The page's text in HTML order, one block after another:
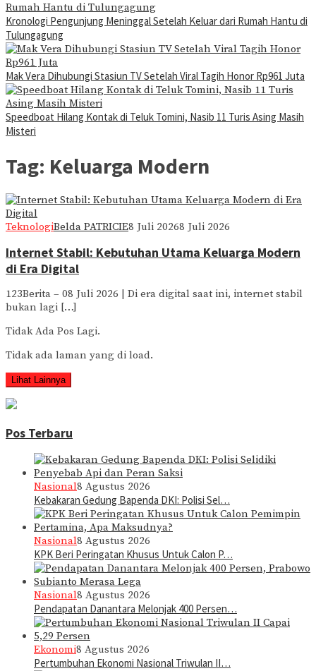
Kronologi Pengunjung Meninggal Setelah Keluar dari Rumah Hantu di
Tulungagung
Mak Vera Dihubungi Stasiun TV Setelah Viral Tagih Honor Rp961 Juta
Speedboat Hilang Kontak di Teluk Tomini, Nasib 11 Turis Asing Masih
Misteri
Tag: Keluarga Modern
TeknologiBelda PATRICIE8 Juli 20268 Juli 2026
Internet Stabil: Kebutuhan Utama Keluarga Modern
di Era Digital
123Berita – 08 Juli 2026 | Di era digital saat ini, internet stabil
bukan lagi […]
Tidak Ada Pos Lagi.
Tidak ada laman yang di load.
Lihat Lainnya
Pos Terbaru
Nasional8 Agustus 2026
Kebakaran Gedung Bapenda DKI: Polisi Sel…
Nasional8 Agustus 2026
KPK Beri Peringatan Khusus Untuk Calon P…
Nasional8 Agustus 2026
Pendapatan Danantara Melonjak 400 Persen…
Ekonomi8 Agustus 2026
Pertumbuhan Ekonomi Nasional Triwulan II…